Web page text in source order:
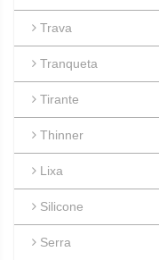
Trava
Tranqueta
Tirante
Thinner
Lixa
Silicone
Serra